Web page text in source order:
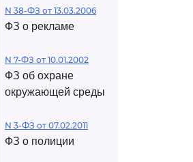
N 38-ФЗ от 13.03.2006
ФЗ о рекламе
N 7-ФЗ от 10.01.2002
ФЗ об охране
окружающей среды
N 3-ФЗ от 07.02.2011
ФЗ о полиции